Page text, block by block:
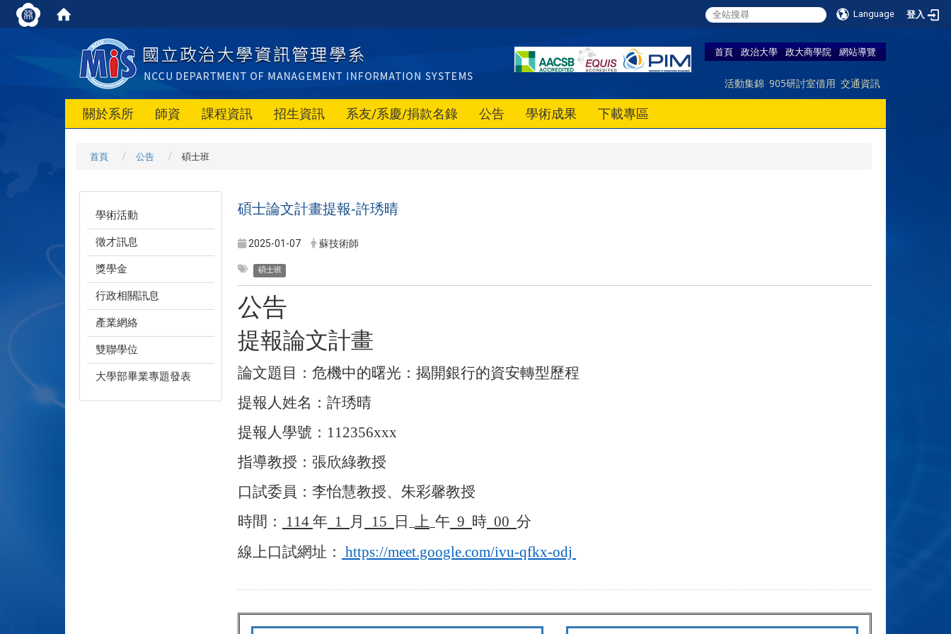
Language 登入
首頁 政治大學 政大商學院 網站導覽
活動集錦 905研討室借用 交通資訊
關於系所 師資 課程資訊 招生資訊 系友/系慶/捐款名錄 公告 學術成果 下載專區
首頁 公告 碩士班
學術活動
徵才訊息
獎學金
行政相關訊息
產業網絡
雙聯學位
大學部畢業專題發表
碩士論文計畫提報-許琇晴
2025-01-07 蘇技術師
碩士班
公告
提報論文計畫
論文題目：危機中的曙光：揭開銀行的資安轉型歷程
提報人姓名：許琇晴
提報人學號： 112356xxx
指導教授：張欣綠教授
口試委員：李怡慧教授、朱彩馨教授
時間：
114 年 1 月 15 日 上 午 9 時 00 分
線上口試網址： https://meet.google.com/ivu-qfkx-odj